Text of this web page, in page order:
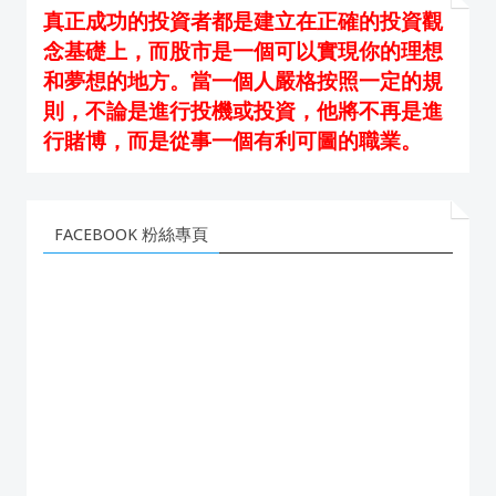
真正成功的投資者都是建立在正確的投資觀
念基礎上，而股市是一個可以實現你的理想
和夢想的地方。當一個人嚴格按照一定的規
則，不論是進行投機或投資，他將不再是進
行賭博，而是從事一個有利可圖的職業。
FACEBOOK 粉絲專頁